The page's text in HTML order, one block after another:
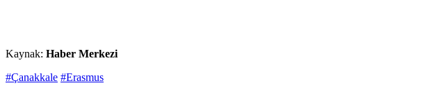
Kaynak: Haber Merkezi
#Çanakkale #Erasmus